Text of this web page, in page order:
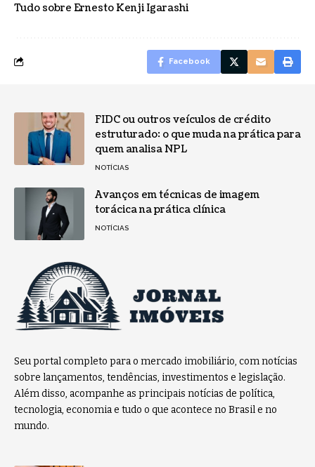
Tudo sobre Ernesto Kenji Igarashi
Facebook
FIDC ou outros veículos de crédito
estruturado: o que muda na prática para
quem analisa NPL
NOTÍCIAS
Avanços em técnicas de imagem
torácica na prática clínica
NOTÍCIAS
Seu portal completo para o mercado imobiliário, com notícias
sobre lançamentos, tendências, investimentos e legislação.
Além disso, acompanhe as principais notícias de política,
tecnologia, economia e tudo o que acontece no Brasil e no
mundo.